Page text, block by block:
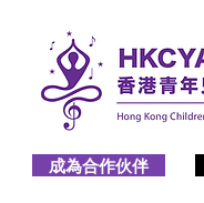
成為合作伙伴